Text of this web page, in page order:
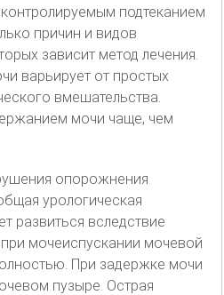
подтеканием
причин и видов
зависит метод лечения.
варьирует от простых
вмешательства.
мочи чаще, чем
опорожнения
урологическая
развиться вследствие
мочеиспускании мочевой
При задержке мочи
пузыре. Острая